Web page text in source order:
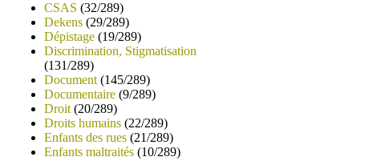
CSAS (32/289)
Dekens (29/289)
Dépistage (19/289)
Discrimination, Stigmatisation
(131/289)
Document (145/289)
Documentaire (9/289)
Droit (20/289)
Droits humains (22/289)
Enfants des rues (21/289)
Enfants maltraités (10/289)